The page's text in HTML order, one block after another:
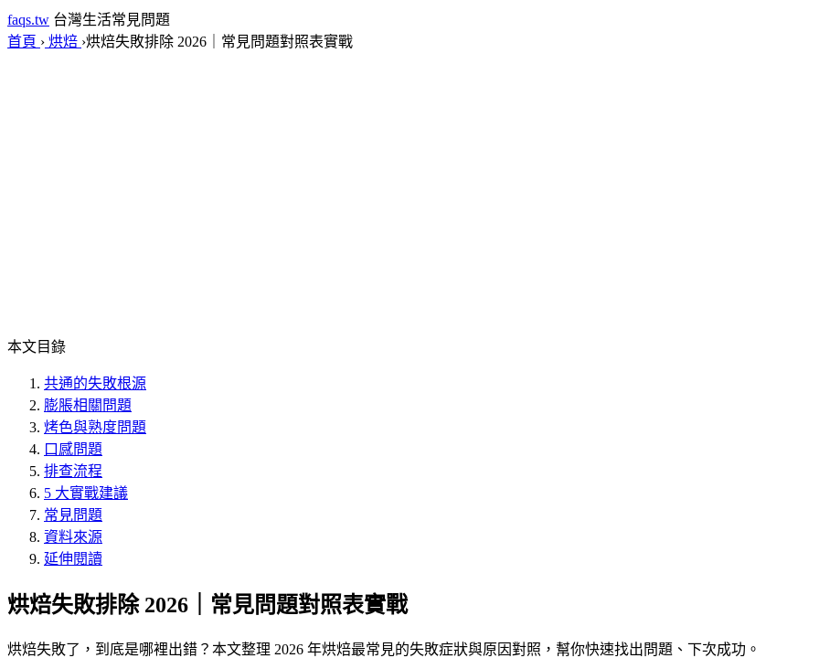
faqs.tw 台灣生活常見問題
首頁 › 烘焙 ›烘焙失敗排除 2026｜常見問題對照表實戰
本文目錄
共通的失敗根源
膨脹相關問題
烤色與熟度問題
口感問題
排查流程
5 大實戰建議
常見問題
資料來源
延伸閱讀
烘焙失敗排除 2026｜常見問題對照表實戰
烘焙失敗了，到底是哪裡出錯？本文整理 2026 年烘焙最常見的失敗症狀與原因對照，幫你快速找出問題、下次成功。